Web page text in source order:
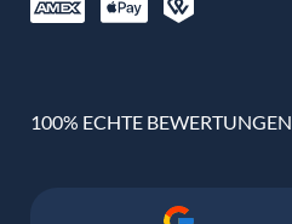
100% ECHTE BEWERTUNGEN